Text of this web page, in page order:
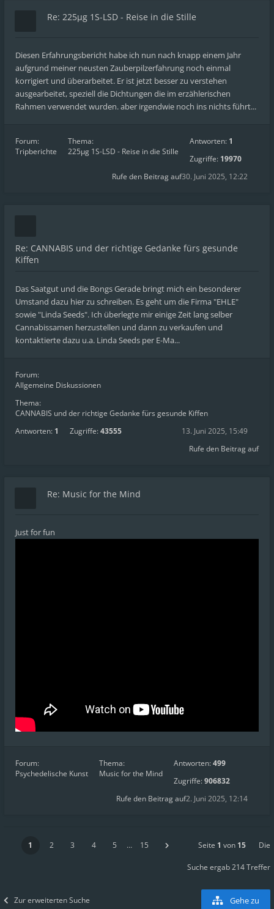
Re: 225µg 1S-LSD - Reise in die Stille
Diesen Erfahrungsbericht habe ich nun nach knapp einem Jahr
aufgrund meiner neusten Zauberpilzerfahrung noch einmal
korrigiert und überarbeitet. Er ist jetzt besser zu verstehen
ausgearbeitet, speziell die Dichtungen die im erzählerischen
Rahmen verwendet wurden. aber irgendwie noch ins nichts führt...
Forum:
Tripberichte
Thema:
225µg 1S-LSD - Reise in die Stille
Antworten: 1
Zugriffe: 19970
30. Juni 2025, 12:22
Rufe den Beitrag auf
Re: CANNABIS und der richtige Gedanke fürs gesunde
Kiffen
Das Saatgut und die Bongs Gerade bringt mich ein besonderer
Umstand dazu hier zu schreiben. Es geht um die Firma "EHLE"
sowie "Linda Seeds". Ich überlegte mir einige Zeit lang selber
Cannabissamen herzustellen und dann zu verkaufen und
kontaktierte dazu u.a. Linda Seeds per E-Ma...
Forum:
Allgemeine Diskussionen
Thema:
CANNABIS und der richtige Gedanke fürs gesunde Kiffen
Antworten: 1 Zugriffe:43555
13. Juni 2025, 15:49
Rufe den Beitrag auf
Re: Music for the Mind
Just for fun
Forum:
Psychedelische Kunst
Thema:
Music for the Mind
Antworten:499
Zugriffe:906832
2. Juni 2025, 12:14
Rufe den Beitrag auf
1 2 3 4 5 … 15 Seite 1 von 15 Die
Suche ergab 214 Treffer
Zur erweiterten Suche Gehe zu